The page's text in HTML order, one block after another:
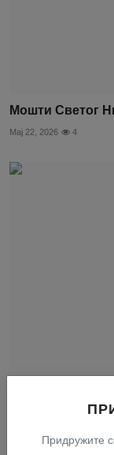
Придружите
Мошти Светог
Мај 22, 2026 4
Богородице ...